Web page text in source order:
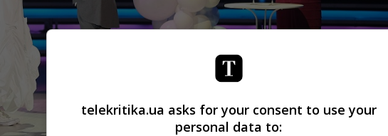
telekritika.ua asks for your consent to use your
personal data to: